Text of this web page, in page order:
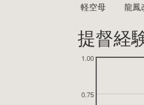
軽空母
龍鳳
提督経
0.75
1.00